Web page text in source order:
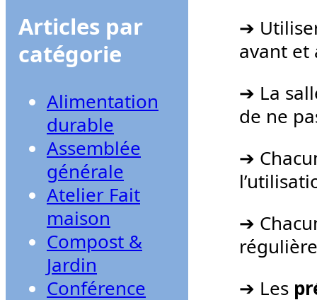
Articles par
catégorie
Alimentation
durable
Assemblée
générale
Atelier Fait
maison
Compost &
Jardin
Conférence
➔
avant et
➔ La
de ne
➔
➔
➔ Les